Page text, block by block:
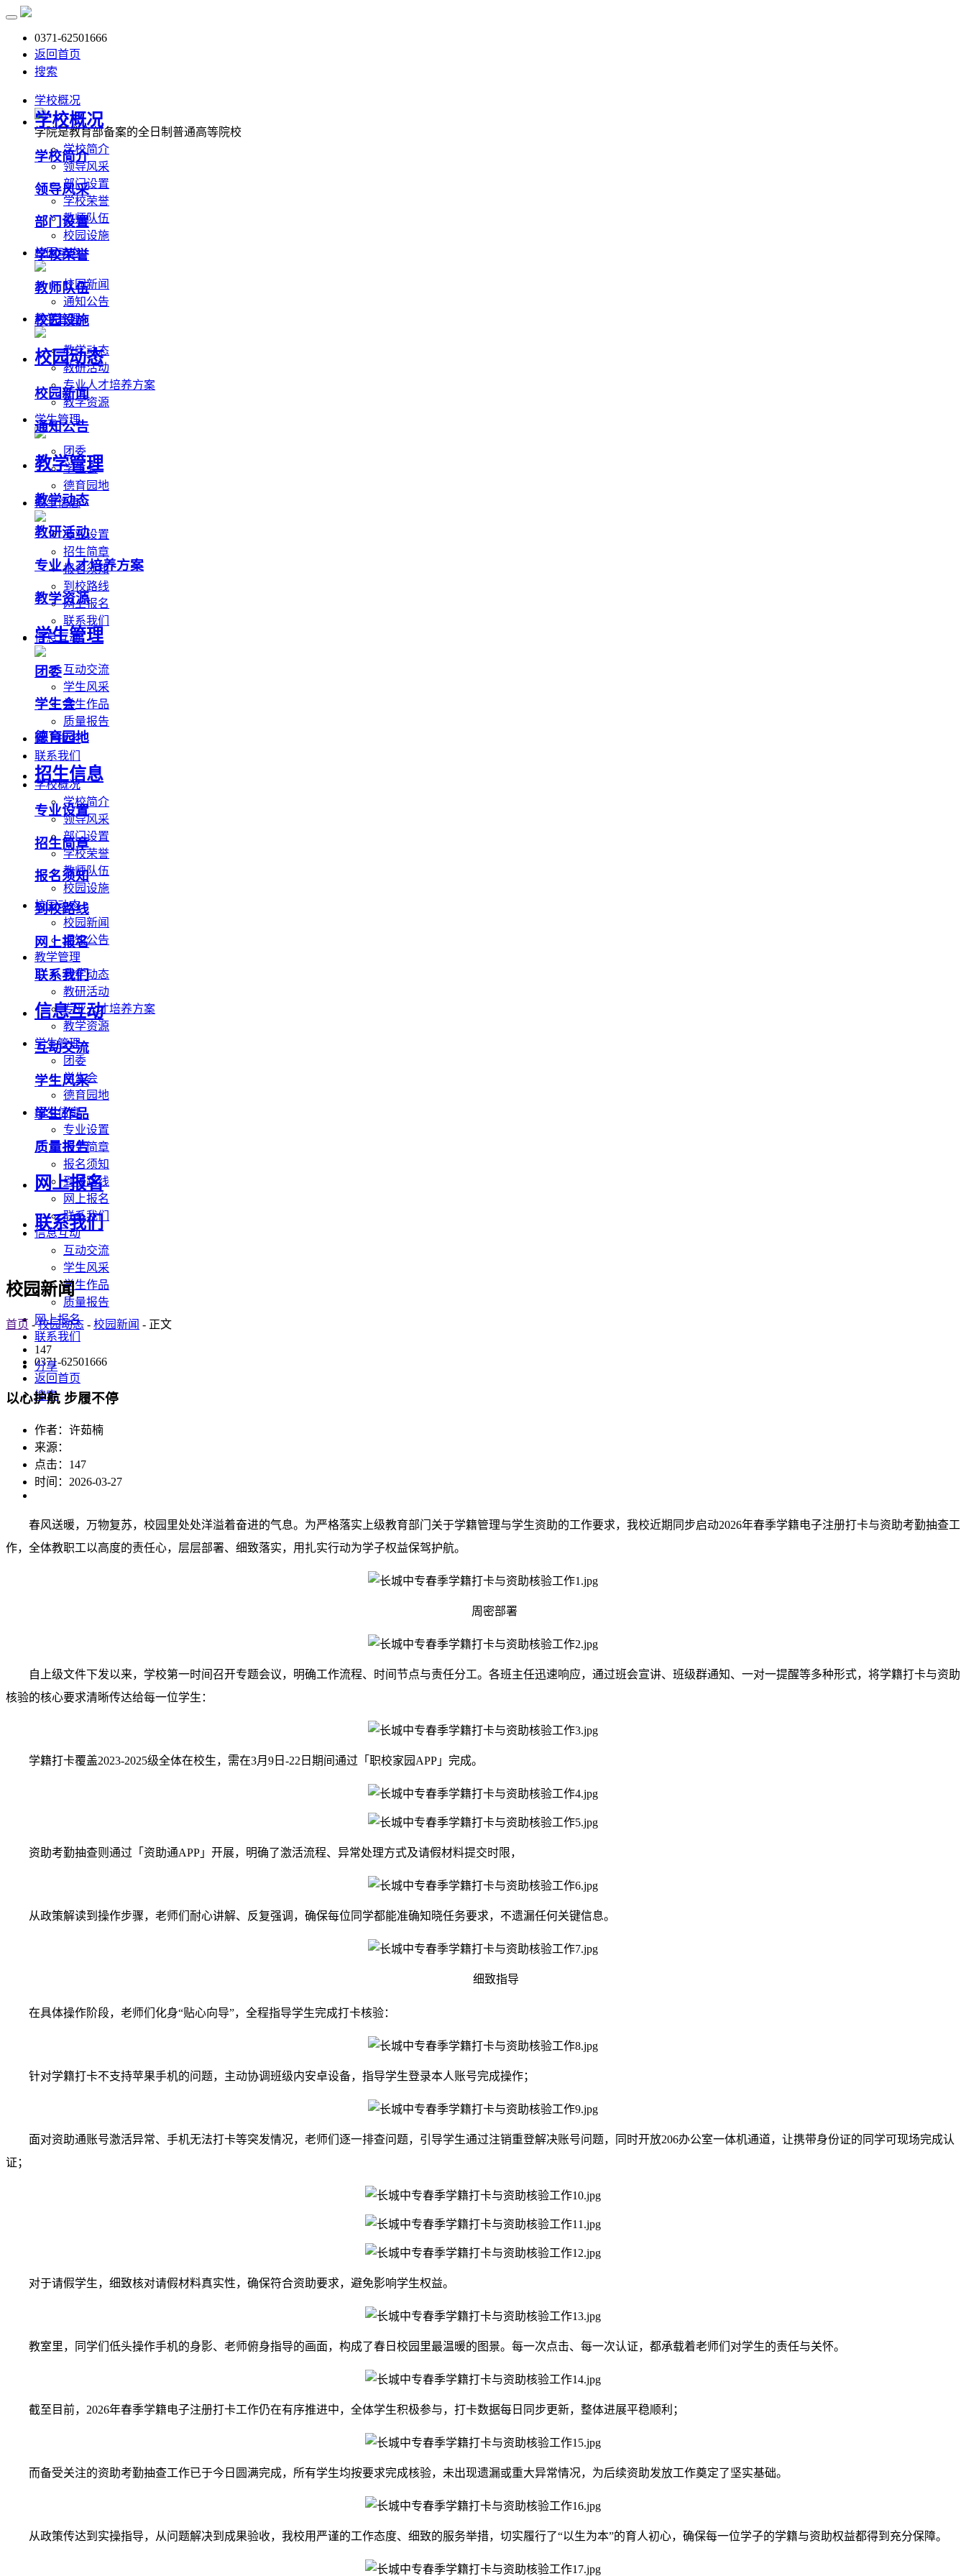
0371-62501666
返回首页
搜索
学校概况
学院是教育部备案的全日制普通高等院校
学校简介
领导风采
部门设置
学校荣誉
教师队伍
校园设施
校园动态
校园新闻
通知公告
教学管理
教学动态
教研活动
专业人才培养方案
教学资源
学生管理
团委
学生会
德育园地
招生信息
专业设置
招生简章
报名须知
到校路线
网上报名
联系我们
信息互动
互动交流
学生风采
学生作品
质量报告
网上报名
联系我们
学校概况
学校简介
领导风采
部门设置
学校荣誉
教师队伍
校园设施
校园动态
校园新闻
通知公告
教学管理
教学动态
教研活动
专业人才培养方案
教学资源
学生管理
团委
学生会
德育园地
招生信息
专业设置
招生简章
报名须知
到校路线
网上报名
联系我们
信息互动
互动交流
学生风采
学生作品
质量报告
网上报名
联系我们
0371-62501666
返回首页
搜索
学校概况
学校简介
领导风采
部门设置
学校荣誉
教师队伍
校园设施
校园动态
校园新闻
通知公告
教学管理
教学动态
教研活动
专业人才培养方案
教学资源
学生管理
团委
学生会
德育园地
招生信息
专业设置
招生简章
报名须知
到校路线
网上报名
联系我们
信息互动
互动交流
学生风采
学生作品
质量报告
网上报名
联系我们
校园新闻
首页 -校园动态 - 校园新闻 - 正文
147
分享
以心护航 步履不停
作者：许茹楠
来源：
点击： 147
时间：2026-03-27
春风送暖，万物复苏，校园里处处洋溢着奋进的气息。为严格落实上级教育部门关于学籍管理与学生资助的工作要求，我校近期同步启动2026年春季学籍电子注册打卡与资助考勤抽查工
作，全体教职工以高度的责任心，层层部署、细致落实，用扎实行动为学子权益保驾护航。
周密部署
自上级文件下发以来，学校第一时间召开专题会议，明确工作流程、时间节点与责任分工。各班主任迅速响应，通过班会宣讲、班级群通知、一对一提醒等多种形式，将学籍打卡与资助
核验的核心要求清晰传达给每一位学生：
学籍打卡覆盖2023-2025级全体在校生，需在3月9日-22日期间通过「职校家园APP」完成。
资助考勤抽查则通过「资助通APP」开展，明确了激活流程、异常处理方式及请假材料提交时限，
从政策解读到操作步骤，老师们耐心讲解、反复强调，确保每位同学都能准确知晓任务要求，不遗漏任何关键信息。
细致指导
在具体操作阶段，老师们化身“贴心向导”，全程指导学生完成打卡核验：
针对学籍打卡不支持苹果手机的问题，主动协调班级内安卓设备，指导学生登录本人账号完成操作；
面对资助通账号激活异常、手机无法打卡等突发情况，老师们逐一排查问题，引导学生通过注销重登解决账号问题，同时开放206办公室一体机通道，让携带身份证的同学可现场完成认
证；
对于请假学生，细致核对请假材料真实性，确保符合资助要求，避免影响学生权益。
教室里，同学们低头操作手机的身影、老师俯身指导的画面，构成了春日校园里最温暖的图景。每一次点击、每一次认证，都承载着老师们对学生的责任与关怀。
截至目前，2026年春季学籍电子注册打卡工作仍在有序推进中，全体学生积极参与，打卡数据每日同步更新，整体进展平稳顺利；
而备受关注的资助考勤抽查工作已于今日圆满完成，所有学生均按要求完成核验，未出现遗漏或重大异常情况，为后续资助发放工作奠定了坚实基础。
从政策传达到实操指导，从问题解决到成果验收，我校用严谨的工作态度、细致的服务举措，切实履行了“以生为本”的育人初心，确保每一位学子的学籍与资助权益都得到充分保障。